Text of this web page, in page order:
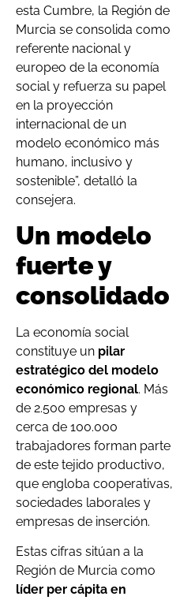
esta Cumbre, la Región de
Murcia se consolida como
referente nacional y
europeo de la economía
social y refuerza su papel
en la proyección
internacional de un
modelo económico más
humano, inclusivo y
sostenible”, detalló la
consejera.
Un modelo
fuerte y
consolidado
La economía social
constituye un pilar
estratégico del modelo
económico regional. Más
de 2.500 empresas y
cerca de 100.000
trabajadores forman parte
de este tejido productivo,
que engloba cooperativas,
sociedades laborales y
empresas de inserción.
Estas cifras sitúan a la
Región de Murcia como
líder per cápita en